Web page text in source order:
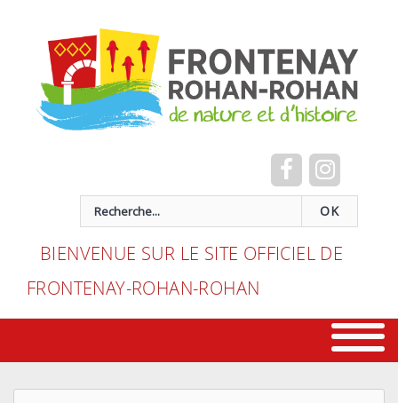
OK
BIENVENUE SUR LE SITE OFFICIEL DE
FRONTENAY-ROHAN-ROHAN